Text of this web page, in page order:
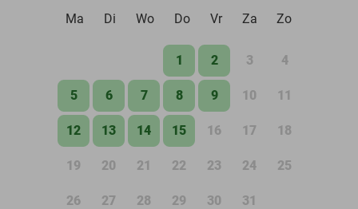
Ma
Di Wo Do Vr Za Zo
1 2 3 4
5 6 7 8 9 10 11
12 13 14 15 16 17 18
19 20 21 22 23 24 25
26 27 28 29 30 31